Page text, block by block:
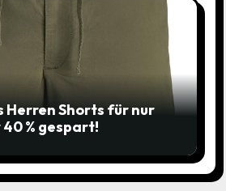
Herren Shorts für nur
40 % gespart!